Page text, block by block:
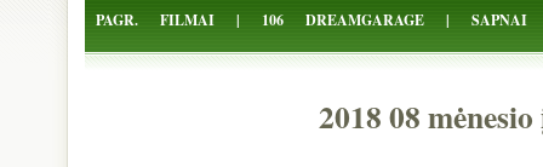
PAGR. FILMAI | 106 DREAMGARAGE | SAPNAI
2018 08